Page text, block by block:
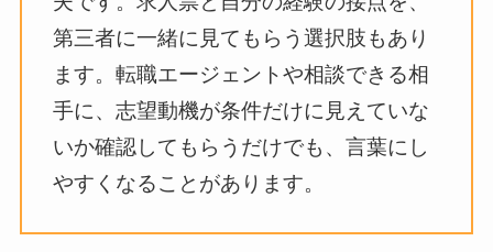
第三者に一緒に見てもらう選択肢もあり
ます。転職エージェントや相談できる相
手に、志望動機が条件だけに見えていな
いか確認してもらうだけでも、言葉にし
やすくなることがあります。